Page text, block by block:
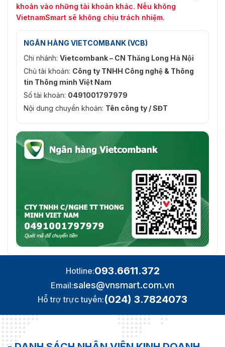
khoản vào những tài khoản khác. Nếu không
VietnamSmart sẽ không chịu trách nhiệm.
NGÂN HÀNG VIETCOMBANK (VCB)
Chi nhánh: Vietcombank – CN Thăng Long Hà Nội
Chủ tài khoản: Công ty TNHH Công nghệ & Thông
tin Thông minh Việt Nam
Số tài khoản: 0491001797979
Nội dung chuyển khoản: Tên công ty / SĐT
Hotline:093.6611.372
Email:sales@vnsmart.com.vn
Hỗ trợ trực tuyến:(024) 3.7824073